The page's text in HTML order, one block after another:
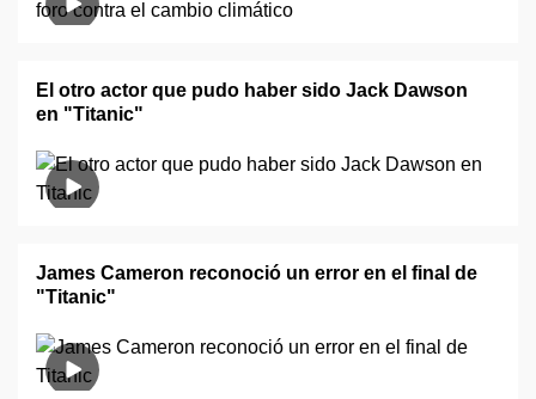
El otro actor que pudo haber sido Jack Dawson
en "Titanic"
James Cameron reconoció un error en el final de
"Titanic"